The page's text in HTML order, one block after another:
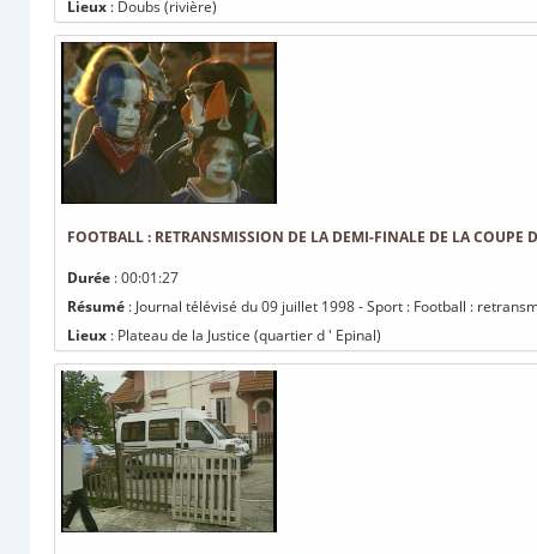
Lieux : Doubs (rivière)
FOOTBALL : RETRANSMISSION DE LA DEMI-FINALE DE LA COUPE
Durée : 00:01:27
Résumé : Journal télévisé du 09 juillet 1998 - Sport : Football :
Lieux : Plateau de la Justice (quartier d ' Epinal)